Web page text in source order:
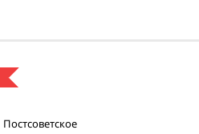
Постсоветское